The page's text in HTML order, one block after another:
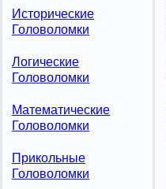
Исторические
Головоломки
Логические
Головоломки
Математические
Головоломки
Прикольные
Головоломки